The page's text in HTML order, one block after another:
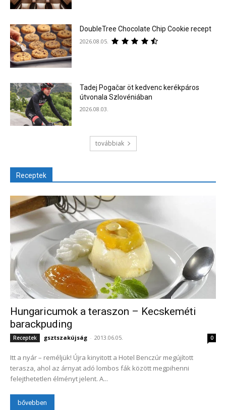
DoubleTree Chocolate Chip Cookie recept
2026.08.05.
Tadej Pogačar öt kedvenc kerékpáros
útvonala Szlovéniában
2026.08.03.
továbbiak
Receptek
Hungaricumok a teraszon – Kecskeméti
barackpuding
Receptek gsztszakújság - 2013.06.05. 0
Itt a nyár – reméljük! Újra kinyitott a Hotel Benczúr megújított
terasza, ahol az árnyat adó lombos fák között megpihenni
felejthetetlen élményt jelent. A...
bővebben